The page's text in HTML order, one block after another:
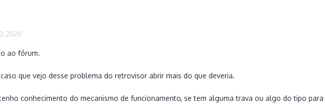
2020
ao fórum.
que vejo desse problema do retrovisor abrir mais do que deveria.
conhecimento do mecanismo de funcionamento, se tem alguma trava ou algo do tipo